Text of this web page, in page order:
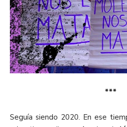
***
Seguía siendo 2020. En ese